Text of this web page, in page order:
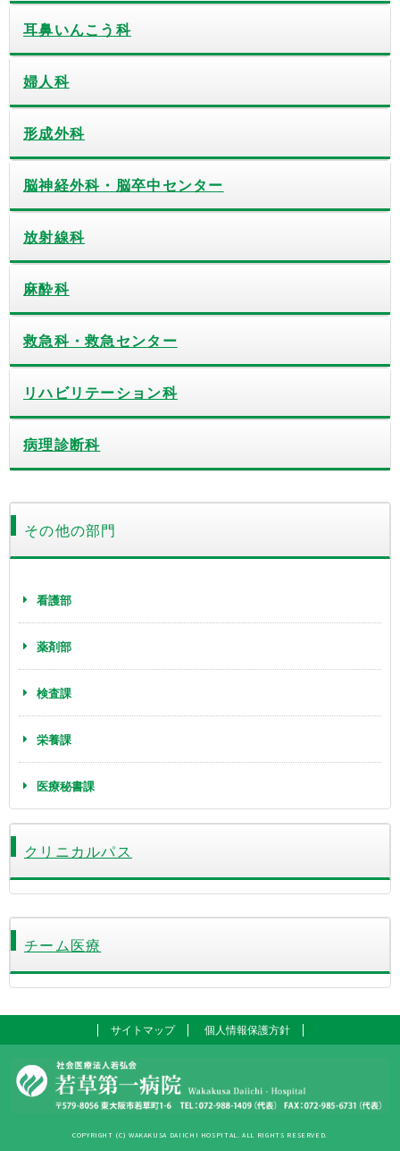
耳鼻いんこう科
婦人科
形成外科
脳神経外科・脳卒中センター
放射線科
麻酔科
救急科・救急センター
リハビリテーション科
病理診断科
その他の部門
看護部
薬剤部
検査課
栄養課
医療秘書課
クリニカルパス
チーム医療
サイトマップ 個人情報保護方針
COPYRIGHT (C) WAKAKUSA DAIICHI HOSPITAL. ALL RIGHTS RESERVED.